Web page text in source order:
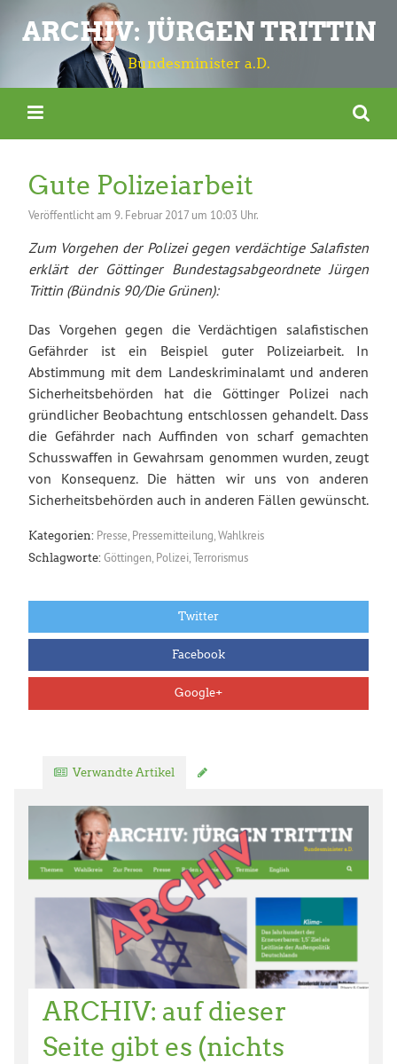
ARCHIV: JÜRGEN TRITTIN
Bundesminister a.D.
Gute Polizeiarbeit
Veröffentlicht am 9. Februar 2017 um 10:03 Uhr.
Zum Vorgehen der Polizei gegen verdächtige Salafisten
erklärt der Göttinger Bundestagsabgeordnete Jürgen
Trittin (Bündnis 90/Die Grünen):
Das Vorgehen gegen die Verdächtigen salafistischen
Gefährder ist ein Beispiel guter Polizeiarbeit. In
Abstimmung mit dem Landeskriminalamt und anderen
Sicherheitsbehörden hat die Göttinger Polizei nach
gründlicher Beobachtung entschlossen gehandelt. Dass
die Gefährder nach Auffinden von scharf gemachten
Schusswaffen in Gewahrsam genommen wurden, zeugt
von Konsequenz. Die hätten wir uns von anderen
Sicherheitsbehörden auch in anderen Fällen gewünscht.
Kategorien: Presse Pressemitteilung Wahlkreis
Schlagworte: Göttingen Polizei Terrorismus
Twitter
Facebook
Google+
Verwandte Artikel
ARCHIV: auf dieser
Seite gibt es (nichts